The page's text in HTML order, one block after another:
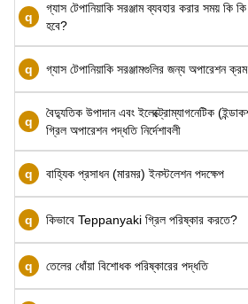
q
গ্যাস টেপানিয়াকি সরঞ্জাম ব্যবহার করার সময় কি
হবে?
q গ্যাস টেপানিয়াকি সরঞ্জামগুলির জন্য অপারেশন
q
বৈদ্যুতিক উপাদান এবং ইলেক্ট্রোম্যাগনেটিক
গ্রিল অপারেশন পদ্ধতি নির্দেশাবলী
q বাহ্যিক প্রসাধন (মারমর) ইনস্টলেশন পদক্ষেপ
q কিভাবে Teppanyaki গ্রিল পরিষ্কার করতে?
q তেলের ধোঁয়া বিশোধক পরিষ্কারের পদ্ধতি